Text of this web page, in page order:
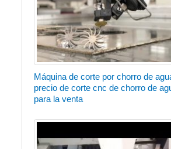
Máquina de corte por chorro de
precio de corte cnc de chorro de
para la venta